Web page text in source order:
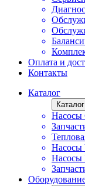
Оплата и
Контакты
Каталог
Каталог
Насосы
Насосы
Насосы